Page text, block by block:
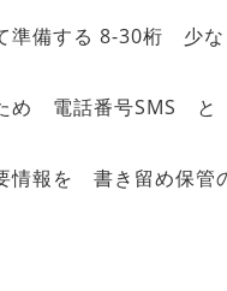
準備する 8-30桁 少な
ため 電話番号SMS と
情報を 書き留め保管